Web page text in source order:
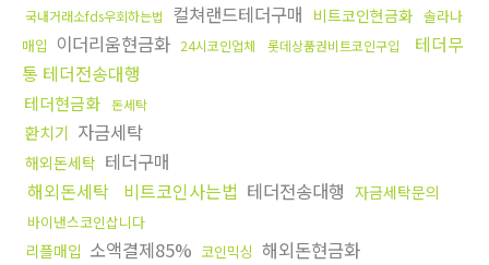
국내거래소fds우회하는법 컬쳐랜드테더구매 비트코인현금화 솔라나
매입 이더리움현금화 24시코인업체 롯데상품권비트코인구입
테더무
통 테더전송대행
테더현금화 돈세탁
환치기 자금세탁
해외돈세탁 테더구매
해외돈세탁 비트코인사는법 테더전송대행 자금세탁문의
바이낸스코인삽니다
리플매입 소액결제85% 코인믹싱 해외돈현금화